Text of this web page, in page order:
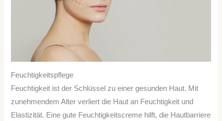
Feuchtigkeitspflege
Feuchtigkeit ist der Schlüssel zu einer gesunden Haut. Mit
zunehmendem Alter verliert die Haut an Feuchtigkeit und
Elastizität. Eine gute Feuchtigkeitscreme hilft, die Hautbarriere